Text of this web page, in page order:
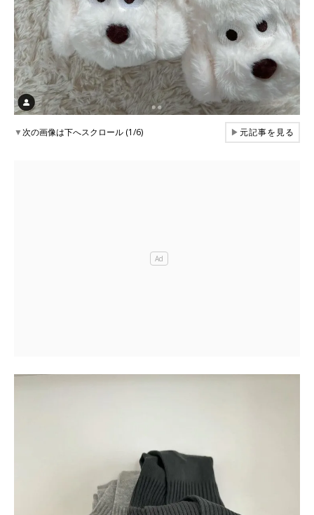
▼次の画像は下へスクロール (1/6) ▶元記事を見る